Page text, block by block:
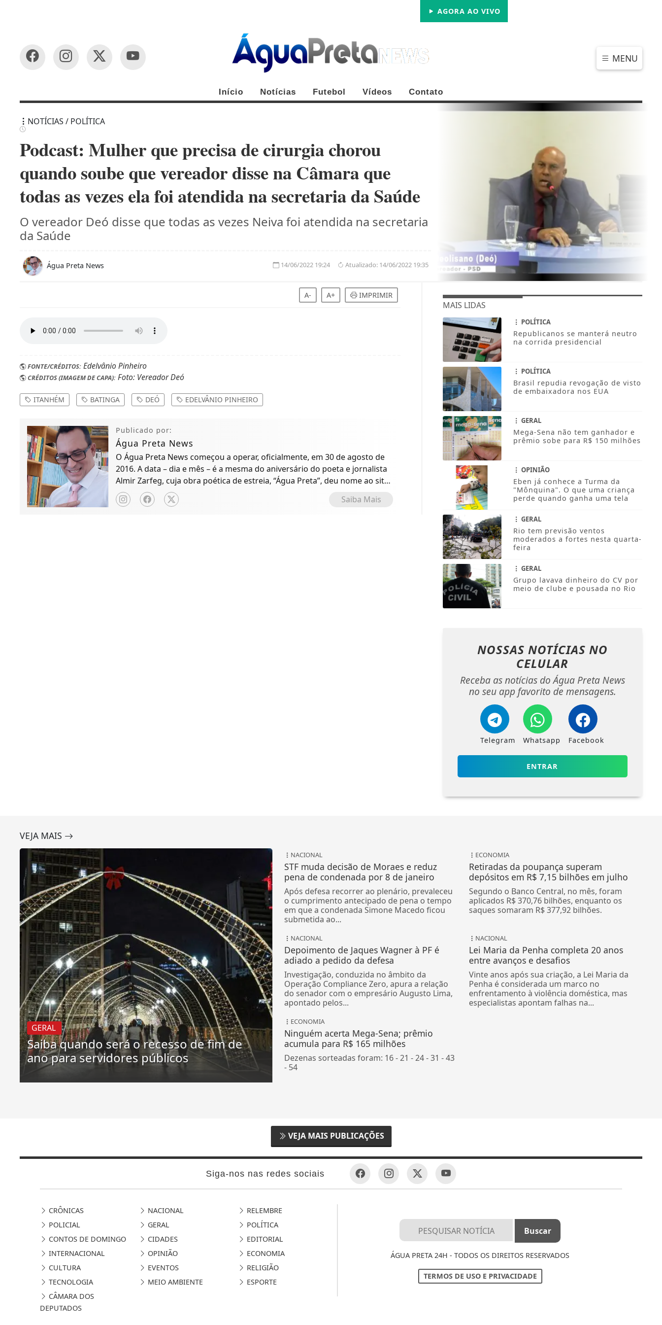
AGORA AO VIVO
MENU
Início Notícias Futebol Vídeos Contato
NOTÍCIAS / POLÍTICA
Podcast: Mulher que precisa de cirurgia chorou
quando soube que vereador disse na Câmara que
todas as vezes ela foi atendida na secretaria da Saúde
O vereador Deó disse que todas as vezes Neiva foi atendida na secretaria
da Saúde
Água Preta News Atualizado:14/06/2022 19:35
14/06/2022 19:24
A- A+ IMPRIMIR
FONTE/CRÉDITOS: Edelvânio Pinheiro
CRÉDITOS (IMAGEM DE CAPA): Foto: Vereador Deó
ITANHÉM BATINGA DEÓ EDELVÂNIO PINHEIRO
Publicado por:
Água Preta News
O Água Preta News começou a operar, oficialmente, em 30 de agosto de
2016. A data – dia e mês – é a mesma do aniversário do poeta e jornalista
Almir Zarfeg, cuja obra poética de estreia, “Água Preta”, deu nome ao site
de notícias e entretenimento.
Saiba Mais
MAIS LIDAS
POLÍTICA
Republicanos se manterá neutro
na corrida presidencial
POLÍTICA
Brasil repudia revogação de visto
de embaixadora nos EUA
GERAL
Mega-Sena não tem ganhador e
prêmio sobe para R$ 150 milhões
OPINIÃO
Eben já conhece a Turma da
"Mônquina". O que uma criança
perde quando ganha uma tela
GERAL
Rio tem previsão ventos
moderados a fortes nesta quarta-
feira
GERAL
Grupo lavava dinheiro do CV por
meio de clube e pousada no Rio
NOSSAS NOTÍCIAS NO
CELULAR
Receba as notícias do Água Preta News
no seu app favorito de mensagens.
Telegram Whatsapp Facebook
ENTRAR
VEJA MAIS
GERAL
Saiba quando será o recesso de fim de
ano para servidores públicos
NACIONAL
STF muda decisão de Moraes e reduz
pena de condenada por 8 de janeiro
Após defesa recorrer ao plenário, prevaleceu
o cumprimento antecipado de pena o tempo
em que a condenada Simone Macedo ficou
submetida ao...
ECONOMIA
Retiradas da poupança superam
depósitos em R$ 7,15 bilhões em julho
Segundo o Banco Central, no mês, foram
aplicados R$ 370,76 bilhões, enquanto os
saques somaram R$ 377,92 bilhões.
NACIONAL
Depoimento de Jaques Wagner à PF é
adiado a pedido da defesa
Investigação, conduzida no âmbito da
Operação Compliance Zero, apura a relação
do senador com o empresário Augusto Lima,
apontado pelos...
NACIONAL
Lei Maria da Penha completa 20 anos
entre avanços e desafios
Vinte anos após sua criação, a Lei Maria da
Penha é considerada um marco no
enfrentamento à violência doméstica, mas
especialistas apontam falhas na...
ECONOMIA
Ninguém acerta Mega-Sena; prêmio
acumula para R$ 165 milhões
Dezenas sorteadas foram: 16 - 21 - 24 - 31 - 43
- 54
VEJA MAIS PUBLICAÇÕES
Siga-nos nas redes sociais
CRÔNICAS NACIONAL
RELEMBRE
POLICIAL
GERAL
POLÍTICA
CONTOS DE DOMINGO
CIDADES
EDITORIAL
INTERNACIONAL
OPINIÃO
ECONOMIA
CULTURA
EVENTOS
RELIGIÃO
TECNOLOGIA
MEIO AMBIENTE
ESPORTE
CÂMARA DOS
DEPUTADOS
ÁGUA PRETA 24H - TODOS OS DIREITOS RESERVADOS
TERMOS DE USO E PRIVACIDADE